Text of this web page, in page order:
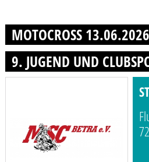
MOTOCROSS